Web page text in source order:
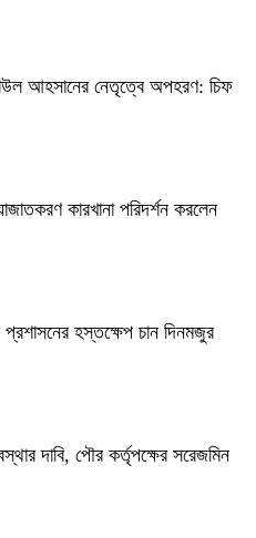
আহসানের নেতৃত্বে অপহরণ: চিফ
কারখানা পরিদর্শন করলেন
হস্তক্ষেপ চান দিনমজুর
দাবি, পৌর কর্তৃপক্ষের সরেজমিন